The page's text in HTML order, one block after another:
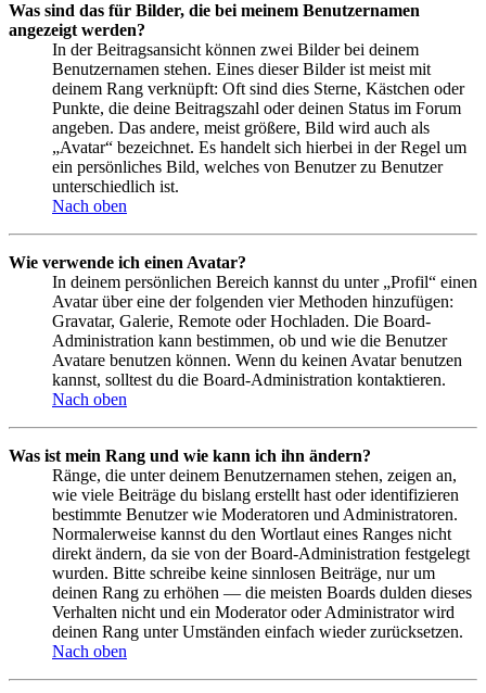
Was sind das für Bilder, die bei meinem Benutzernamen
angezeigt werden?
In der Beitragsansicht können zwei Bilder bei deinem
Benutzernamen stehen. Eines dieser Bilder ist meist mit
deinem Rang verknüpft: Oft sind dies Sterne, Kästchen oder
Punkte, die deine Beitragszahl oder deinen Status im Forum
angeben. Das andere, meist größere, Bild wird auch als
„Avatar“ bezeichnet. Es handelt sich hierbei in der Regel um
ein persönliches Bild, welches von Benutzer zu Benutzer
unterschiedlich ist.
Nach oben
Wie verwende ich einen Avatar?
In deinem persönlichen Bereich kannst du unter „Profil“ einen
Avatar über eine der folgenden vier Methoden hinzufügen:
Gravatar, Galerie, Remote oder Hochladen. Die Board-
Administration kann bestimmen, ob und wie die Benutzer
Avatare benutzen können. Wenn du keinen Avatar benutzen
kannst, solltest du die Board-Administration kontaktieren.
Nach oben
Was ist mein Rang und wie kann ich ihn ändern?
Ränge, die unter deinem Benutzernamen stehen, zeigen an,
wie viele Beiträge du bislang erstellt hast oder identifizieren
bestimmte Benutzer wie Moderatoren und Administratoren.
Normalerweise kannst du den Wortlaut eines Ranges nicht
direkt ändern, da sie von der Board-Administration festgelegt
wurden. Bitte schreibe keine sinnlosen Beiträge, nur um
deinen Rang zu erhöhen — die meisten Boards dulden dieses
Verhalten nicht und ein Moderator oder Administrator wird
deinen Rang unter Umständen einfach wieder zurücksetzen.
Nach oben